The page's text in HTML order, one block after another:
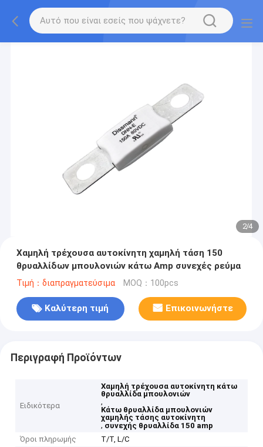
2/4
Χαμηλή τρέχουσα αυτοκίνητη χαμηλή τάση 150
θρυαλλίδων μπουλονιών κάτω Amp συνεχές ρεύμα
Τιμή：διαπραγματεύσιμα MOQ：100pcs
Καλύτερη τιμή Επικοινωνήστε
Περιγραφή Προϊόντων
Ειδικότερα
Χαμηλή τρέχουσα αυτοκίνητη κάτω
θρυαλλίδα μπουλονιών
,
Κάτω θρυαλλίδα μπουλονιών
χαμηλής τάσης αυτοκίνητη
, συνεχής θρυαλλίδα 150 amp
Όροι πληρωμής
T/T, L/C